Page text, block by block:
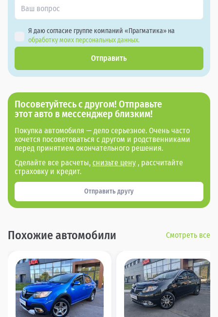
Я даю согласие группе компаний «Прагматика» на
обработку моих персональных данных.
Отправить
Посоветуйтесь с другом! Отправьте
этот авто в мессенджер близким!
Покупка автомобиля — дело серьезное. Очень часто
хочется посоветоваться с другом и родственниками
перед принятием окончательного решения.
Сделайте все расчеты, снизьте цену , рассчитайте
страховку и кредит.
Отправить другу
Похожие автомобили Смотреть все